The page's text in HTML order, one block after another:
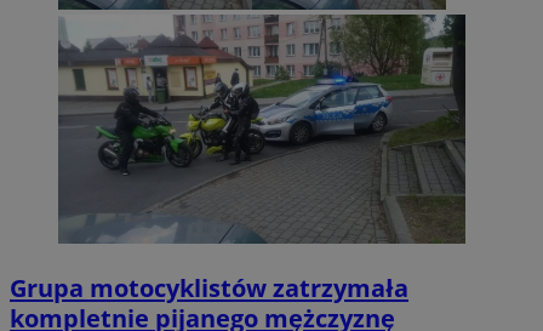
Grupa motocyklistów zatrzymała
kompletnie pijanego mężczyznę